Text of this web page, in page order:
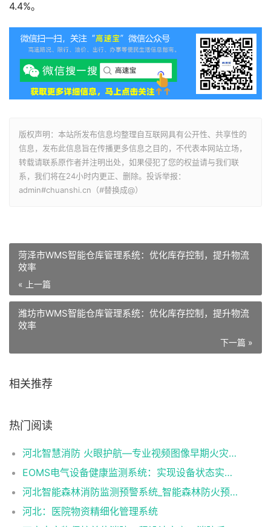
4.4%。
版权声明：本站所发布信息均整理自互联网具有公开性、共享性的
信息，发布此信息旨在传播更多信息之目的，不代表本网站立场，
转载请联系原作者并注明出处，如果侵犯了您的权益请与我们联
系，我们将在24小时内更正、删除。投诉举报：
admin#chuanshi.cn（#替换成@）
菏泽市WMS智能仓库管理系统：优化库存控制，提升物流
效率
« 上一篇
潍坊市WMS智能仓库管理系统：优化库存控制，提升物流
效率
下一篇 »
相关推荐
热门阅读
河北智慧消防 火眼护航—专业视频图像早期火灾报警系统
EOMS电气设备健康监测系统：实现设备状态实时监控与智能诊断
河北智能森林消防监测预警系统_智能森林防火预警系统_智能森林消防防火解决方案
河北：医院物资精细化管理系统